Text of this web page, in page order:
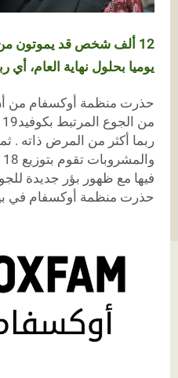
يوميا بحلول نهاية العام،
ربما أكثر من المرض ذاته .
فيها مع ظهور بؤر جديدة
حذرت منظمة أوكسفام في